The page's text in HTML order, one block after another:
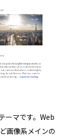
ーマです。Web
画像系メインの